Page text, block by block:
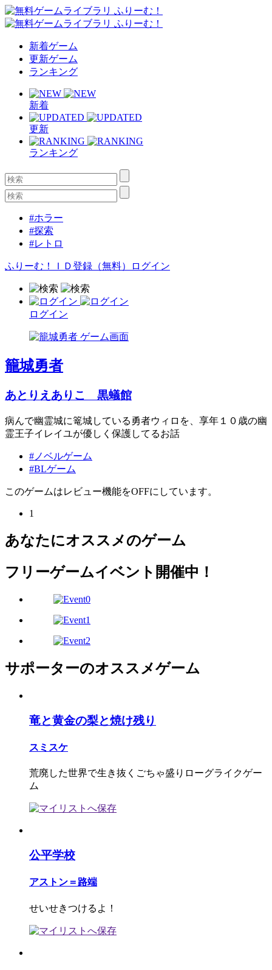
新着ゲーム
更新ゲーム
ランキング
新着
更新
ランキング
#ホラー
#探索
#レトロ
ふりーむ！ＩＤ登録（無料） ログイン
ログイン
籠城勇者
あとりえありこ 黒蟻館
病んで幽霊城に篭城している勇者ウィロを、享年１０歳の幽
霊王子イレイユが優しく保護してるお話
#ノベルゲーム
#BLゲーム
このゲームはレビュー機能をOFFにしています。
1
あなたにオススメのゲーム
フリーゲームイベント開催中！
サポーターのオススメゲーム
竜と黄金の梨と焼け残り
スミスケ
荒廃した世界で生き抜くごちゃ盛りローグライクゲー
ム
公平学校
アストン＝路端
せいせきつけるよ！